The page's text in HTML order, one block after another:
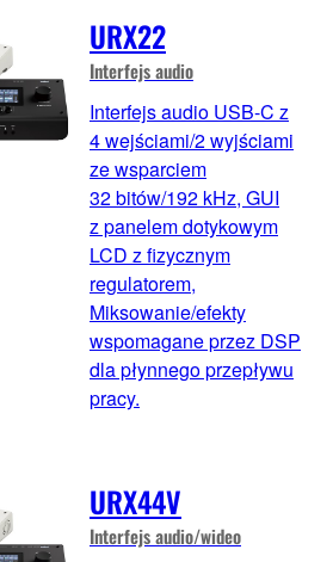
URX22
Interfejs audio
Interfejs audio USB-C z
4 wejściami/2 wyjściami
ze wsparciem
32 bitów/192 kHz, GUI
z panelem dotykowym
LCD z fizycznym
regulatorem,
Miksowanie/efekty
wspomagane przez DSP
dla płynnego przepływu
pracy.
URX44V
Interfejs audio/wideo